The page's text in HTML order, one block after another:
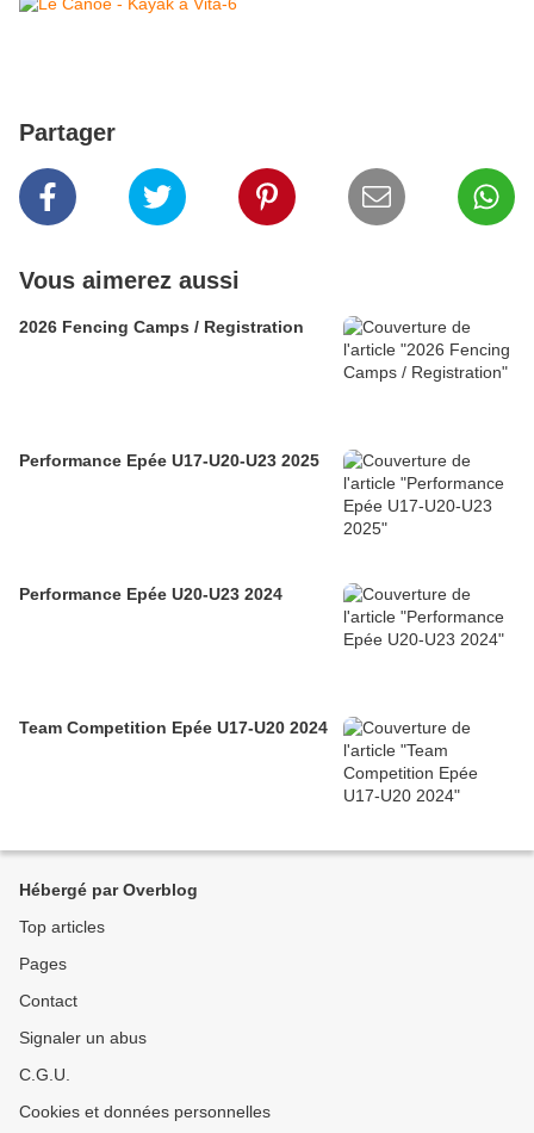
Partager
Vous aimerez aussi
2026 Fencing Camps / Registration
Performance Epée U17-U20-U23 2025
Performance Epée U20-U23 2024
Team Competition Epée U17-U20 2024
Hébergé par Overblog
Top articles
Pages
Contact
Signaler un abus
C.G.U.
Cookies et données personnelles